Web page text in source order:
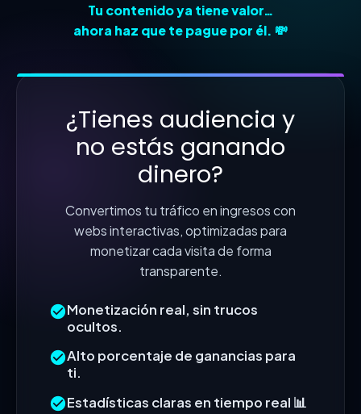
Tu contenido ya tiene valor…
ahora haz que te pague por él. 💸
¿Tienes audiencia y
no estás ganando
dinero?
Convertimos tu tráfico en ingresos con
webs interactivas, optimizadas para
monetizar cada visita de forma
transparente.
Monetización real, sin trucos
ocultos.
Alto porcentaje de ganancias para
ti.
Estadísticas claras en tiempo real 📊